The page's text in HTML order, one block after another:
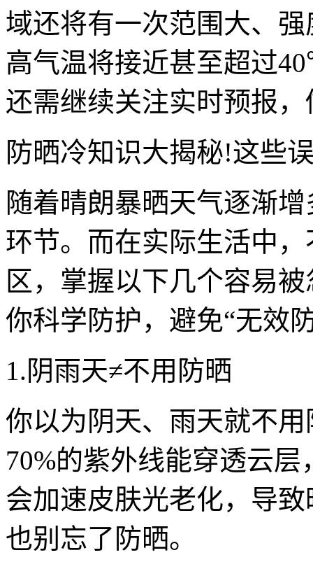
域还将有一次范围大、
高气温将接近甚至超过
还需继续关注实时预报
防晒冷知识大揭秘!这些
随着晴朗暴晒天气逐渐
环节。而在实际生活中
区，掌握以下几个容易
你科学防护，避免“无效
1.阴雨天≠不用防晒
你以为阴天、雨天就不
70%的紫外线能穿透云
会加速皮肤光老化，导
也别忘了防晒。